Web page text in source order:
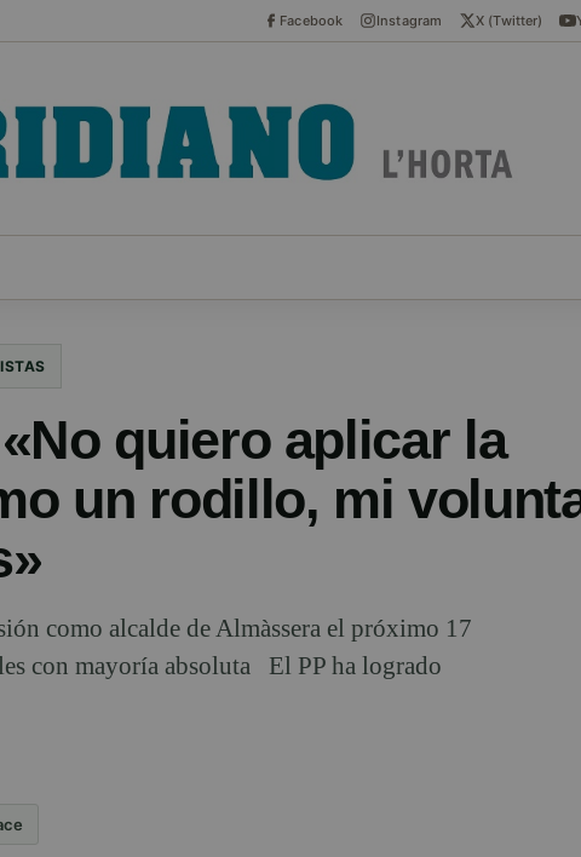
Facebook Instagram X (Twitter)
quiero aplicar la
un rodillo, mi
como alcalde de Almàssera el próximo 17
con mayoría absoluta El PP ha logrado